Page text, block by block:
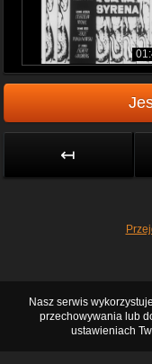
↤
Nasz serwis
przechowywania lub
ustawieniach